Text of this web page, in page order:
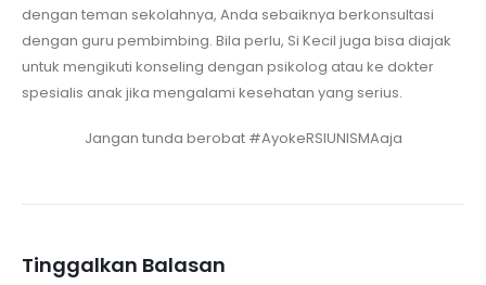
dengan teman sekolahnya, Anda sebaiknya berkonsultasi
dengan guru pembimbing. Bila perlu, Si Kecil juga bisa diajak
untuk mengikuti konseling dengan psikolog atau ke dokter
spesialis anak jika mengalami kesehatan yang serius.
Jangan tunda berobat #AyokeRSIUNISMAaja
Tinggalkan Balasan